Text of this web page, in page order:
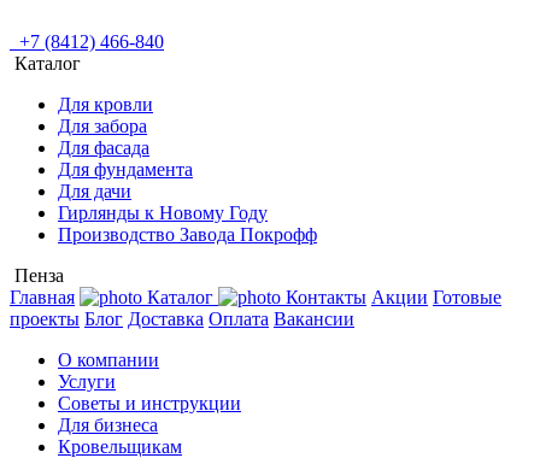
+7 (8412) 466-840
Каталог
Для кровли
Для забора
Для фасада
Для фундамента
Для дачи
Гирлянды к Новому Году
Производство Завода Покрофф
Пенза
Главная
Каталог Контакты Акции Готовые
проекты Блог Доставка Оплата Вакансии
О компании
Услуги
Советы и инструкции
Для бизнеса
Кровельщикам